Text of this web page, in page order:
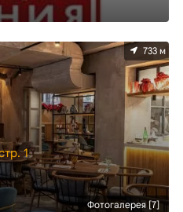
Фотогалерея [7]
733 м
1